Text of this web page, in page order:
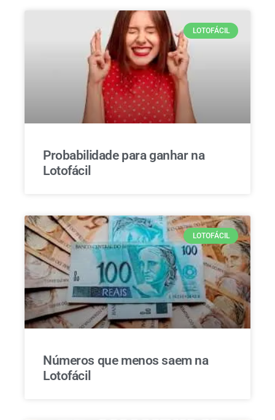
LOTOFÁCIL
Probabilidade para ganhar na
Lotofácil
LOTOFÁCIL
Números que menos saem na
Lotofácil